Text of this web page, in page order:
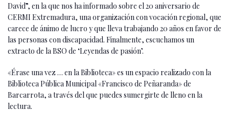
David”, en la que nos ha informado sobre el 20 aniversario de
CERMI Extremadura, una organización con vocación regional, que
carece de ánimo de lucro y que lleva trabajando 20 años en favor de
las personas con discapacidad. Finalmente, escuchamos un
extracto de la BSO de ‘Leyendas de pasión’.
«Érase una vez … en la Biblioteca» es un espacio realizado con la
Biblioteca Pública Municipal «Francisco de Peñaranda» de
Barcarrota, a través del que puedes sumergirte de lleno en la
lectura.